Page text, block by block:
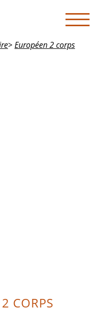
> Européen 2 corps
CORPS